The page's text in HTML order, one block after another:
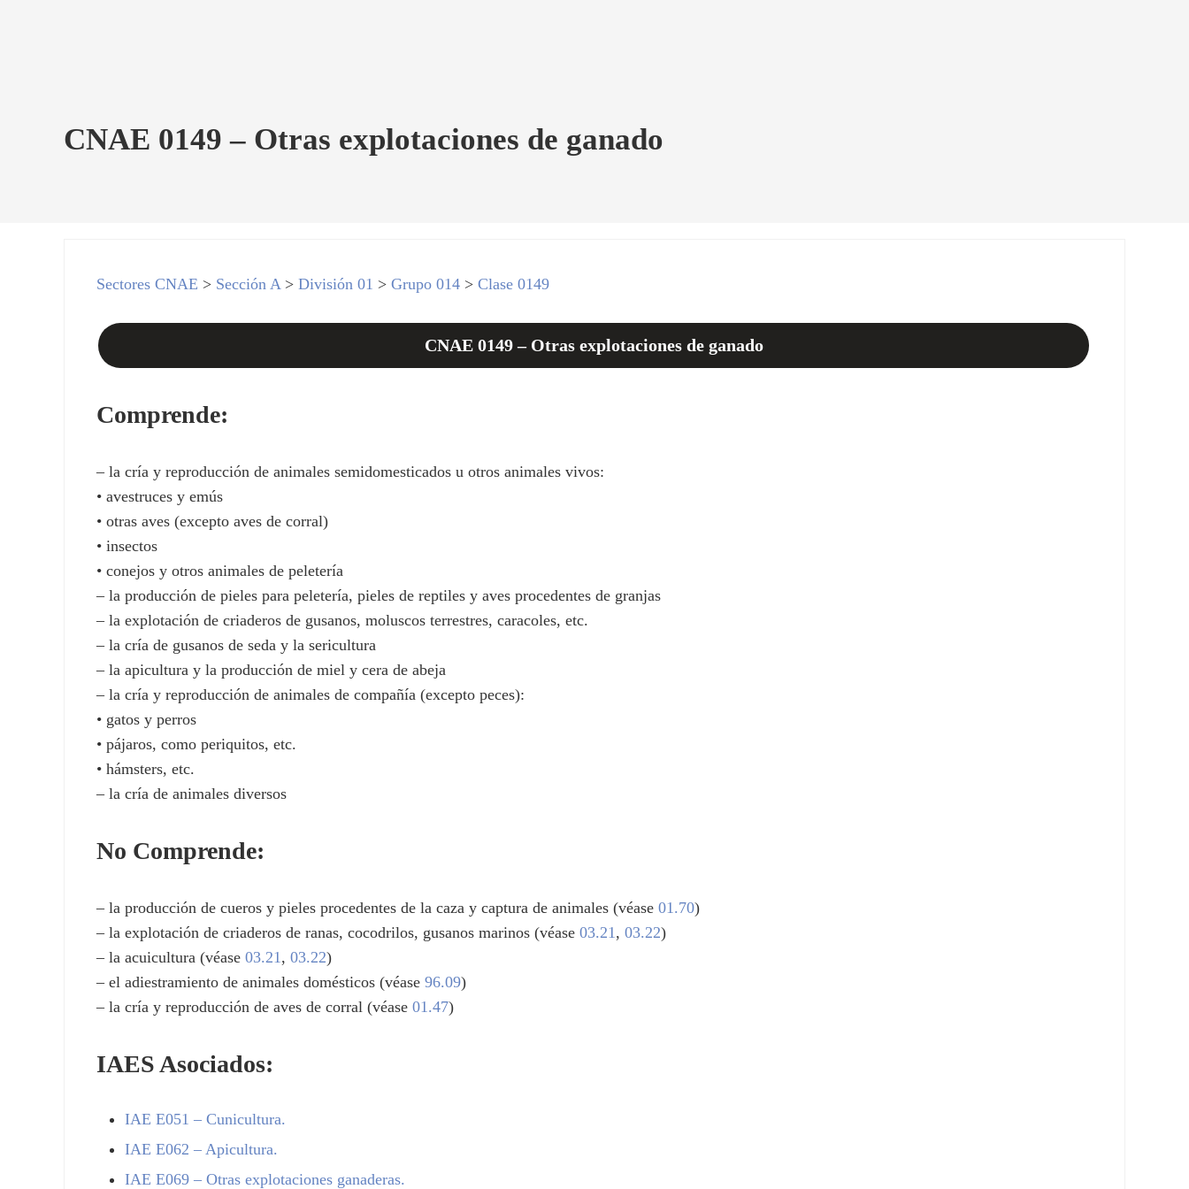
CNAE 0149 – Otras explotaciones de ganado
Sectores CNAE > Sección A >División 01 >Grupo 014 >Clase 0149
CNAE 0149 – Otras explotaciones de ganado
Comprende:
– la cría y reproducción de animales semidomesticados u otros animales vivos:
• avestruces y emús
• otras aves (excepto aves de corral)
• insectos
• conejos y otros animales de peletería
– la producción de pieles para peletería, pieles de reptiles y aves procedentes de granjas
– la explotación de criaderos de gusanos, moluscos terrestres, caracoles, etc.
– la cría de gusanos de seda y la sericultura
– la apicultura y la producción de miel y cera de abeja
– la cría y reproducción de animales de compañía (excepto peces):
• gatos y perros
• pájaros, como periquitos, etc.
• hámsters, etc.
– la cría de animales diversos
No Comprende:
– la producción de cueros y pieles procedentes de la caza y captura de animales (véase01.70)
– la explotación de criaderos de ranas, cocodrilos, gusanos marinos (véase03.21,03.22)
– la acuicultura (véase03.21,03.22)
– el adiestramiento de animales domésticos (véase96.09)
– la cría y reproducción de aves de corral (véase01.47)
IAES Asociados:
IAE E051 – Cunicultura.
IAE E062 – Apicultura.
IAE E069– Otras explotaciones ganaderas.